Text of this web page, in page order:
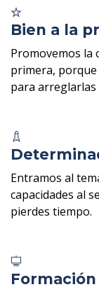
Bien a la
Promovemos la
primera,
para arreglarlas
Entramos al
capacidades al
pierdes tiempo.